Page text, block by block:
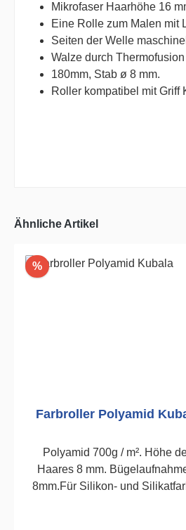
Mikrofaser Haarhöhe 16
Eine Rolle zum Malen mit
Seiten der Welle
Walze durch
180mm, Stab ø 8 mm.
Roller kompatibel mit Griff
Ähnliche Artikel
%Rabatt
Farbroller Polyamid
Polyamid 700g / m². Höhe
Haares 8 mm.
8mm.Für Silikon- und